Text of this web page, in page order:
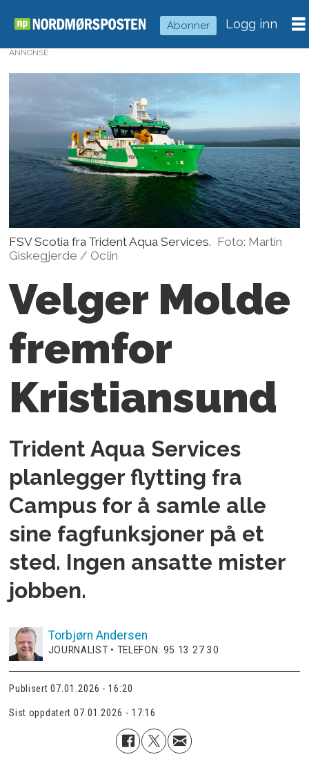
Abonner Logg inn
ANNONSE
FSV Scotia fra Trident Aqua Services. Foto: Martin
Giskegjerde / Oclin
Velger Molde
fremfor
Kristiansund
Trident Aqua Services
planlegger flytting fra
Campus for å samle alle
sine fagfunksjoner på et
sted. Ingen ansatte mister
jobben.
Torbjørn Andersen
JOURNALIST • TELEFON: 95 13 27 30
Publisert 07.01.2026 - 16:20
Sist oppdatert 07.01.2026 - 17:16